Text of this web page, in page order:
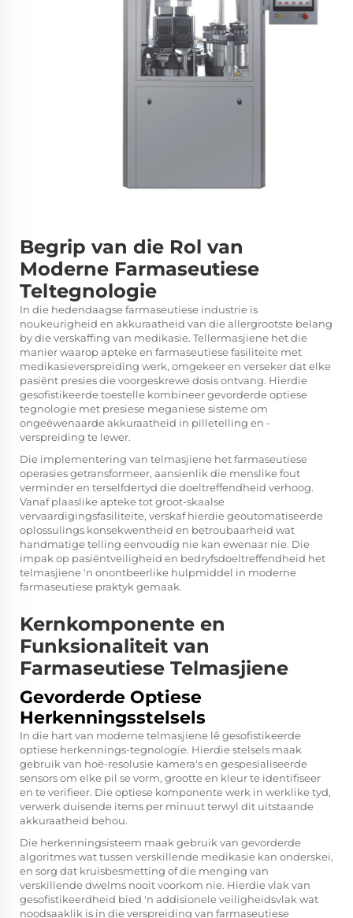
Begrip van die Rol van
Moderne Farmaseutiese
Teltegnologie
In die hedendaagse farmaseutiese industrie is
noukeurigheid en akkuraatheid van die allergrootste belang
by die verskaffing van medikasie. Tellermasjiene het die
manier waarop apteke en farmaseutiese fasiliteite met
medikasieverspreiding werk, omgekeer en verseker dat elke
pasiënt presies die voorgeskrewe dosis ontvang. Hierdie
gesofistikeerde toestelle kombineer gevorderde optiese
tegnologie met presiese meganiese sisteme om
ongeëwenaarde akkuraatheid in pilletelling en -
verspreiding te lewer.
Die implementering van telmasjiene het farmaseutiese
operasies getransformeer, aansienlik die menslike fout
verminder en terselfdertyd die doeltreffendheid verhoog.
Vanaf plaaslike apteke tot groot-skaalse
vervaardigingsfasiliteite, verskaf hierdie geoutomatiseerde
oplossulings konsekwentheid en betroubaarheid wat
handmatige telling eenvoudig nie kan ewenaar nie. Die
impak op pasiëntveiligheid en bedryfsdoeltreffendheid het
telmasjiene 'n onontbeerlike hulpmiddel in moderne
farmaseutiese praktyk gemaak.
Kernkomponente en
Funksionaliteit van
Farmaseutiese Telmasjiene
Gevorderde Optiese
Herkenningsstelsels
In die hart van moderne telmasjiene lê gesofistikeerde
optiese herkennings-tegnologie. Hierdie stelsels maak
gebruik van hoë-resolusie kamera's en gespesialiseerde
sensors om elke pil se vorm, grootte en kleur te identifiseer
en te verifieer. Die optiese komponente werk in werklike tyd,
verwerk duisende items per minuut terwyl dit uitstaande
akkuraatheid behou.
Die herkenningsisteem maak gebruik van gevorderde
algoritmes wat tussen verskillende medikasie kan onderskei,
en sorg dat kruisbesmetting of die menging van
verskillende dwelms nooit voorkom nie. Hierdie vlak van
gesofistikeerdheid bied 'n addisionele veiligheidsvlak wat
noodsaaklik is in die verspreiding van farmaseutiese